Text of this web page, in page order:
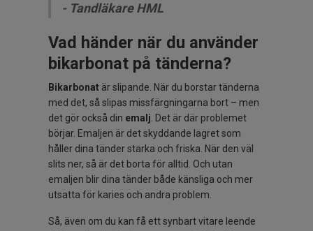
- Tandläkare HML
Vad händer när du använder
bikarbonat på tänderna?
Bikarbonat är slipande. När du borstar tänderna
med det, så slipas missfärgningarna bort – men
det gör också din emalj. Det är där problemet
börjar. Emaljen är det skyddande lagret som
håller dina tänder starka och friska. När den väl
slits ner, så är det borta för alltid. Och utan
emaljen blir dina tänder både känsliga och mer
utsatta för karies och andra problem.
Så, även om du kan få ett synbart vitare leende